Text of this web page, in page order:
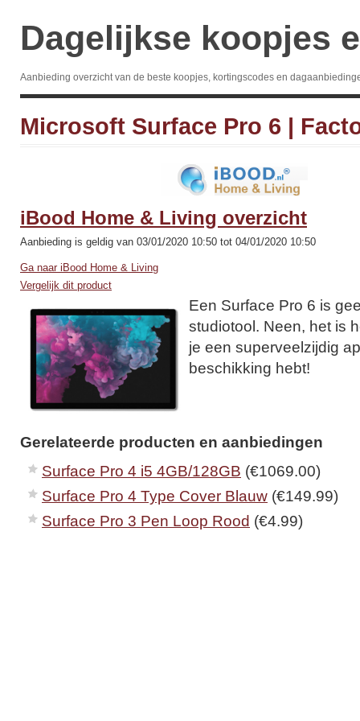
Dagelijkse koopjes
Aanbieding overzicht van de beste koopjes, kortingscodes en
Microsoft Surface Pro 6 |
iBood Home & Living overzicht
Aanbieding is geldig van 03/01/2020 10:50 tot 04/01/2020 10:50
Ga naar iBood Home & Living
Vergelijk dit product
Een Surface Pro 6 is
studiotool. Neen, het is
je een superveelzijdig
beschikking hebt!
Gerelateerde producten en aanbiedingen
Surface Pro 4 i5 4GB/128GB (€1069.00)
Surface Pro 4 Type Cover Blauw (€149.99)
Surface Pro 3 Pen Loop Rood (€4.99)